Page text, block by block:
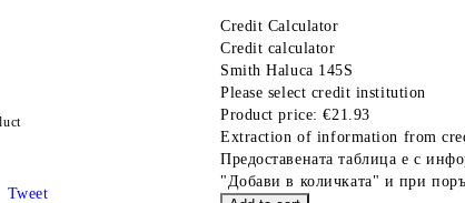
Credit Calculator
Credit calculator
Smith Haluca 145S
Please select credit institution
Product price: €21.93
Extraction of information from
Предоставената таблица е с
"Добави в количката" и при
Tweet